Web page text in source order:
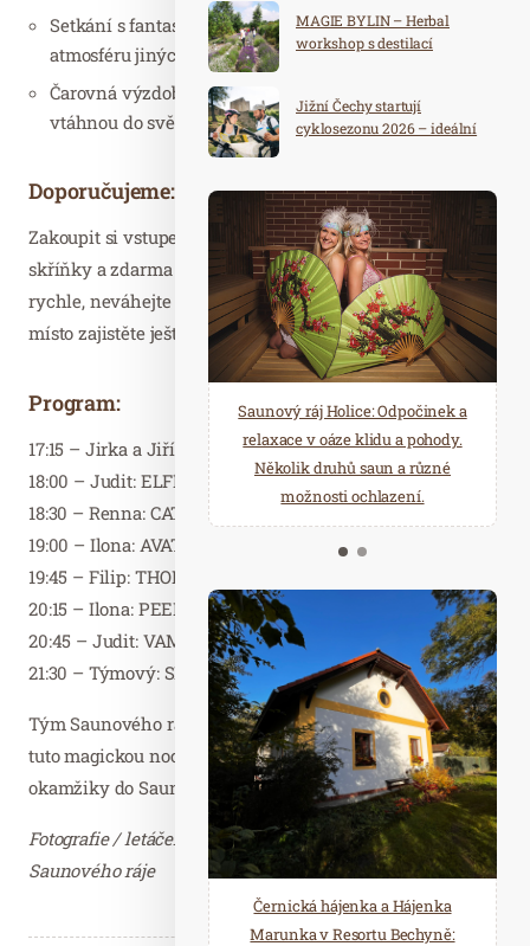
Setkání s fantastickými postavami, které vám přiblíží
atmosféru jiných dimenzí.
Čarovná výzdoba a podmanivá hudba, které vás
vtáhnou do světa fantazie.
Doporučujeme:
Zakoupit si vstupenku s přednostním vstupem, rezervací
skříňky a zdarma konzumací ovoce. Vstupenky mizí
rychle, neváhejte dlouho. Kapacita je omezená, tak si své
místo zajistěte ještě dnes.
Program:
17:15 – Jirka a Jiřík: HARRY POTTER
18:00 – Judit: ELFÍ SVĚTLONOŠKA
18:30 – Renna: CATWOMAN PEELING
19:00 – Ilona: AVATAR
19:45 – Filip: THOR
20:15 – Ilona: PEELING S TAJEMSTVÍM EYWY
20:45 – Judit: VAMPÍRKA
21:30 – Týmový: SPOLEČENSTVO
Tým Saunového ráje se těší, že společně s vámi prožije
tuto magickou noc! Přijďte zažít neopakovatelné
okamžiky do Saunového ráje.
Fotografie / letáček zaslala Hana Platenková a tým
Saunového ráje
MAGIE BYLIN – Herbal
workshop s destilací
Jižní Čechy startují
cyklosezonu 2026 – ideální
Saunový ráj Holice: Odpočinek a
relaxace v oáze klidu a pohody.
Několik druhů saun a různé
možnosti ochlazení.
Spa Hotel Děvín: Odpočiňte si od
starostí všedních dnů a přijeďte
načerpat novou energii do
Mariánských Lázní.
Černická hájenka a Hájenka
Marunka v Resortu Bechyně: